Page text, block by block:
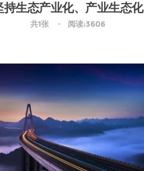
持生态产业化、产业生态化
共1张 阅读:3606